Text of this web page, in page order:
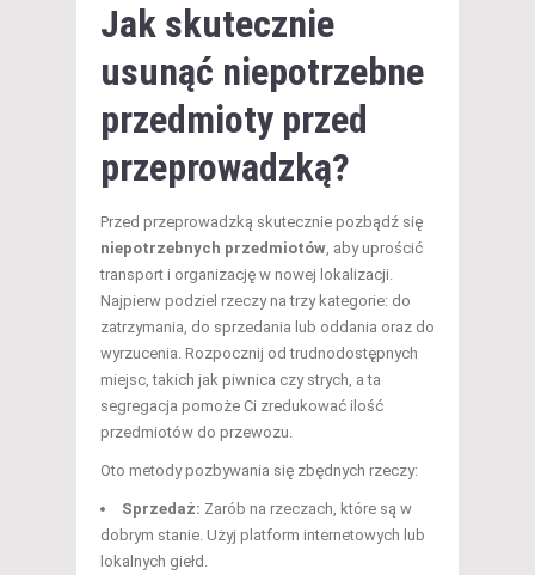
Jak skutecznie
usunąć niepotrzebne
przedmioty przed
przeprowadzką?
Przed przeprowadzką skutecznie pozbądź się
niepotrzebnych przedmiotów, aby uprościć
transport i organizację w nowej lokalizacji.
Najpierw podziel rzeczy na trzy kategorie: do
zatrzymania, do sprzedania lub oddania oraz do
wyrzucenia. Rozpocznij od trudnodostępnych
miejsc, takich jak piwnica czy strych, a ta
segregacja pomoże Ci zredukować ilość
przedmiotów do przewozu.
Oto metody pozbywania się zbędnych rzeczy:
Sprzedaż: Zarób na rzeczach, które są w
dobrym stanie. Użyj platform internetowych lub
lokalnych giełd.